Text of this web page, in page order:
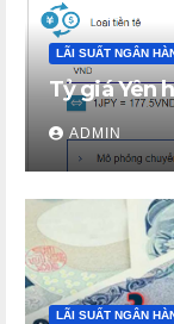
LÃI SUẤT NGÂN
Tỷ giá Yên
ADMIN
LÃI SUẤT NGÂN